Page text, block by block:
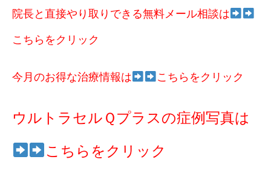
院長と直接やり取りできる無料メール相談は
こちらをクリック
今月のお得な治療情報は こちらをクリック
ウルトラセルＱプラスの症例写真は
こちらをクリック